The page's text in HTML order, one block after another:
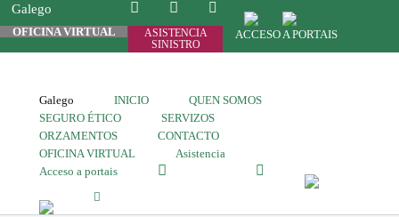
Galego
OFICINA VIRTUAL
ASISTENCIA
SINISTRO
ACCESO A PORTAIS
Galego INICIO
QUEN SOMOS
SEGURO ÉTICO
SERVIZOS
ORZAMENTOS
CONTACTO
OFICINA VIRTUAL
Asistencia
Acceso a portais